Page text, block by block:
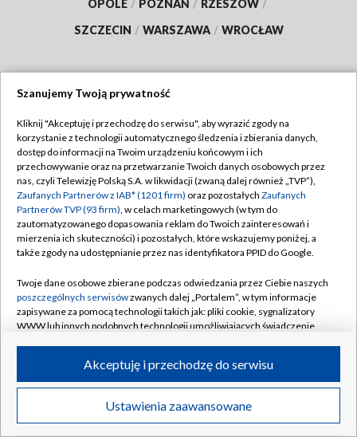
OPOLE / POZNAŃ / RZESZÓW /
SZCZECIN / WARSZAWA / WROCŁAW
TVP
Abonament TVP
Emisja w TVP
Centrum informacji TVP
Naziemna Telewizja Cyfrowa
Rada Programowa
System NOS
Informacje o nadawcy
Program dla prasy
Ogłoszenie przetargowe
Regulamin TVP
Polityka prywatności
Moje zgody
Pomoc
Kontakt
Kanały
©2026 Telewizja Polska S.A. w likwidacji
Szanujemy Twoją prywatność
Kliknij "Akceptuję i przechodzę do serwisu", aby wyrazić zgody na
korzystanie z technologii automatycznego śledzenia i zbierania danych,
dostęp do informacji na Twoim urządzeniu końcowym i ich
przechowywanie oraz na przetwarzanie Twoich danych osobowych przez
nas, czyli Telewizję Polską S.A. w likwidacji (zwaną dalej również „TVP”),
Zaufanych Partnerów z IAB* (1201 firm) oraz pozostałych Zaufanych
Partnerów TVP (93 firm), w celach marketingowych (w tym do
zautomatyzowanego dopasowania reklam do Twoich zainteresowań i
mierzenia ich skuteczności) i pozostałych, które wskazujemy poniżej, a
także zgody na udostępnianie przez nas identyfikatora PPID do Google.
Twoje dane osobowe zbierane podczas odwiedzania przez Ciebie naszych
poszczególnych serwisówzwanych dalej „Portalem”, w tym informacje
zapisywane za pomocą technologii takich jak: pliki cookie, sygnalizatory
WWW lub innych podobnych technologii umożliwiających świadczenie
ruchu w Internecie.
Twoje dane osobowe zbierane podczas odwiedzania przez Ciebie
poszczególnych serwisówna Portalu, takie jak adresy IP, identyfikatory
Ustawienia zaawansowane
Akceptuję i przechodzę do serwisu